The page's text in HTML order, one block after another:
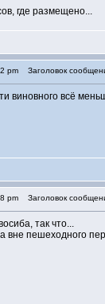
где размещено...
pm Заголовок
всё
pm Заголовок
так что...
вне пешеходного